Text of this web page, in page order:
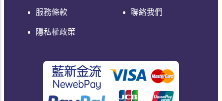
服務條款
隱私權政策
聯絡我們